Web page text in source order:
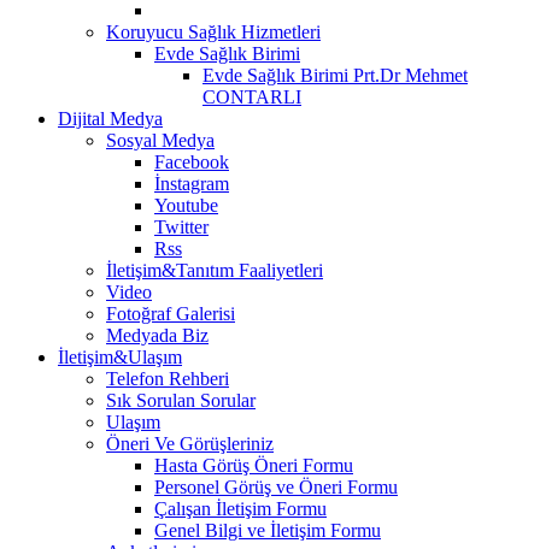
Koruyucu Sağlık Hizmetleri
Evde Sağlık Birimi
Evde Sağlık Birimi Prt.Dr Mehmet
CONTARLI
Dijital Medya
Sosyal Medya
Facebook
İnstagram
Youtube
Twitter
Rss
İletişim&Tanıtım Faaliyetleri
Video
Fotoğraf Galerisi
Medyada Biz
İletişim&Ulaşım
Telefon Rehberi
Sık Sorulan Sorular
Ulaşım
Öneri Ve Görüşleriniz
Hasta Görüş Öneri Formu
Personel Görüş ve Öneri Formu
Çalışan İletişim Formu
Genel Bilgi ve İletişim Formu